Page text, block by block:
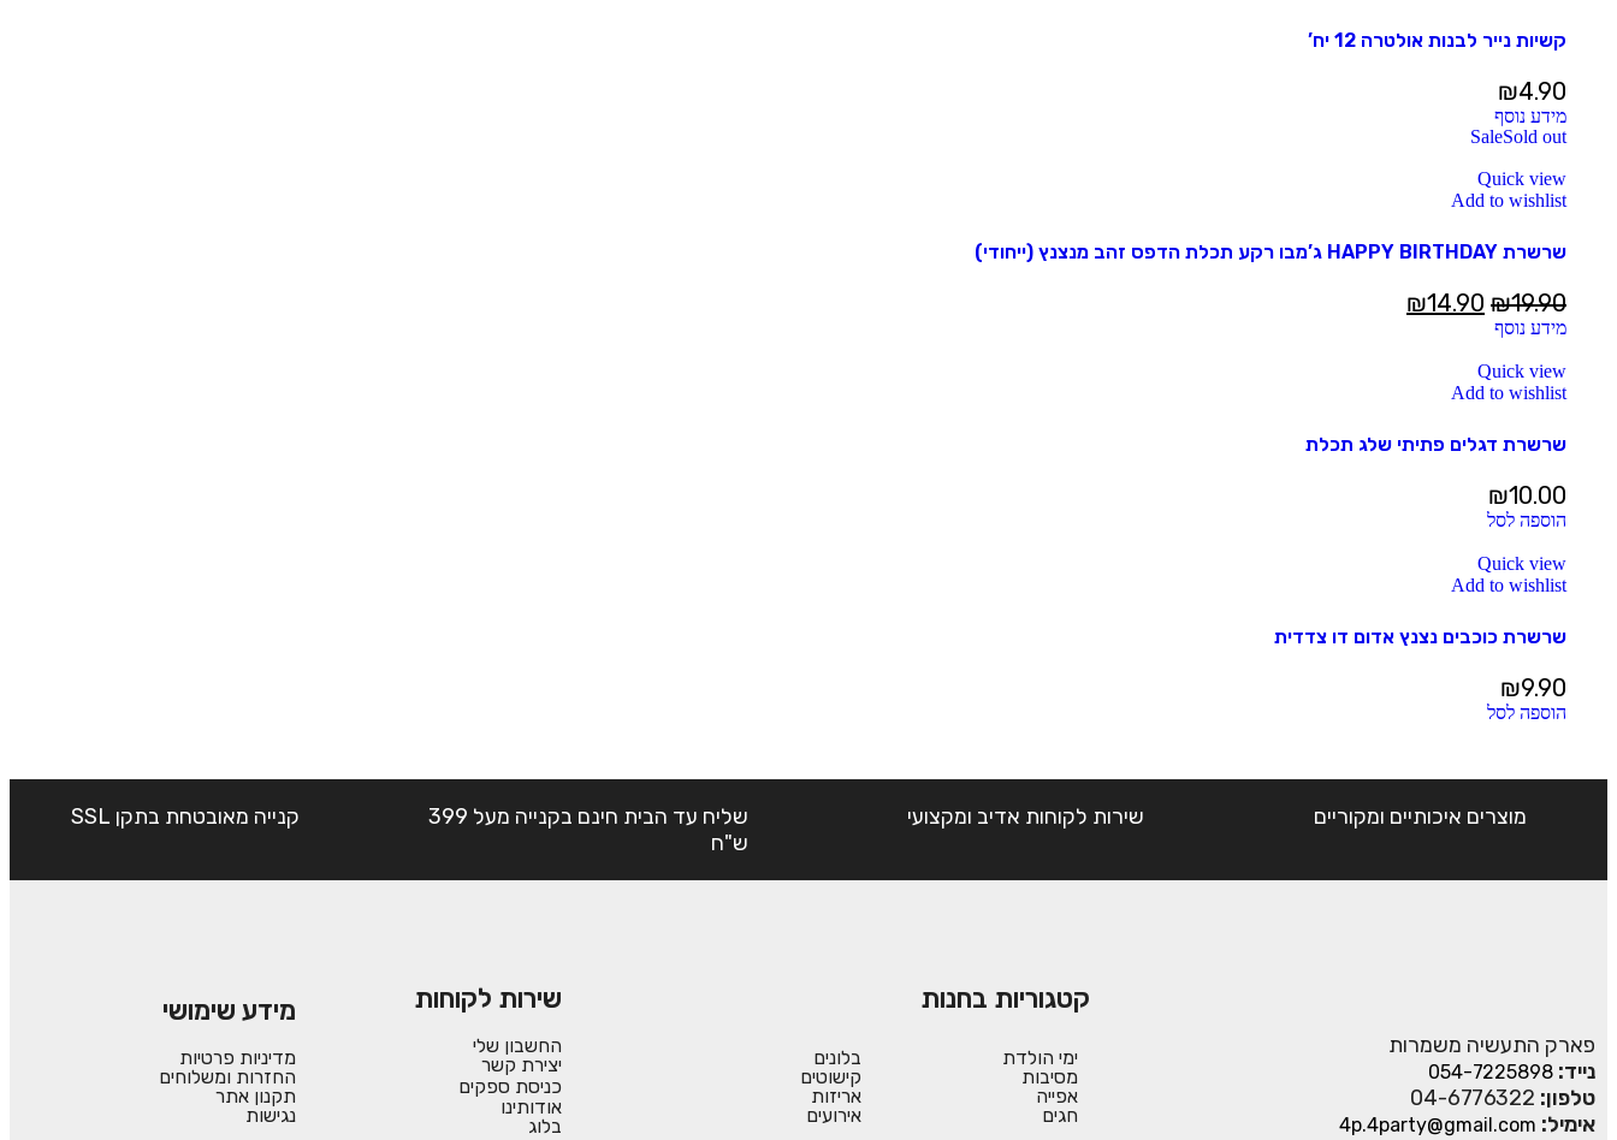
קשיות נייר לבנות אולטרה 12 יח’
₪4.90
מידע נוסף
SaleSold out
Quick view
Add to wishlist
שרשרת HAPPY BIRTHDAY ג’מבו רקע תכלת הדפס זהב מנצנץ (ייחודי)
₪19.90
₪14.90
מידע נוסף
Quick view
Add to wishlist
שרשרת דגלים פתיתי שלג תכלת
₪10.00
הוספה לסל
Quick view
Add to wishlist
שרשרת כוכבים נצנץ אדום דו צדדית
₪9.90
הוספה לסל
מוצרים איכותיים ומקוריים שירות לקוחות אדיב ומקצועי
שליח עד הבית חינם בקנייה מעל 399
ש"ח
קנייה מאובטחת בתקן SSL
פארק התעשיה משמרות
נייד: 054-7225898
טלפון: 04-6776322
אימיל: 4p.4party@gmail.com
קטגוריות בחנות
ימי הולדת
מסיבות
אפייה
חגים
בלונים
קישוטים
אריזות
אירועים
שירות לקוחות
החשבון שלי
יצירת קשר
כניסת ספקים
אודותינו
בלוג
מידע שימושי
מדיניות פרטיות
החזרות ומשלוחים
תקנון אתר
נגישות